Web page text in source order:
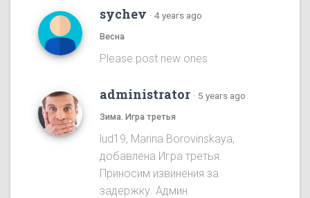
sychev · 4 years ago
Весна
Please post new ones
administrator · 5 years ago
Зима. Игра третья
lud19, Marina Borovinskaya,
добавлена Игра третья.
Приносим извинения за
задержку. Админ.